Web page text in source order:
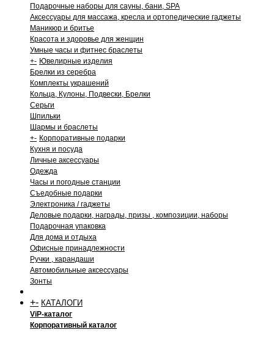
Подарочные наборы для сауны, бани, SPA
Аксессуары для массажа, кресла и ортопедические гаджеты
Маникюр и бритье
Красота и здоровье для женщин
Умные часы и фитнес браслеты
+- Ювелирные изделия
Брелки из серебра
Комплекты украшений
Кольца, Кулоны, Подвески, Брелки
Серьги
Шпильки
Шармы и браслеты
+- Корпоративные подарки
Кухня и посуда
Личные аксессуары
Одежда
Часы и погодные станции
Съедобные подарки
Электроника / гаджеты
Деловые подарки, награды, призы , композиции, наборы
Подарочная упаковка
Для дома и отдыха
Офисные принадлежности
Ручки , карандаши
Автомобильные аксессуары
Зонты
+- КАТАЛОГИ
ViP-каталог
Корпоративный каталог